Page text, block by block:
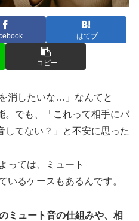
はてブ
コピー
消したいな…」なんてと
。でも、「これって相手にバ
してない？」と不安に思った
っては、ミュート
いるケースもあるんです。
ミュート音の仕組みや、相